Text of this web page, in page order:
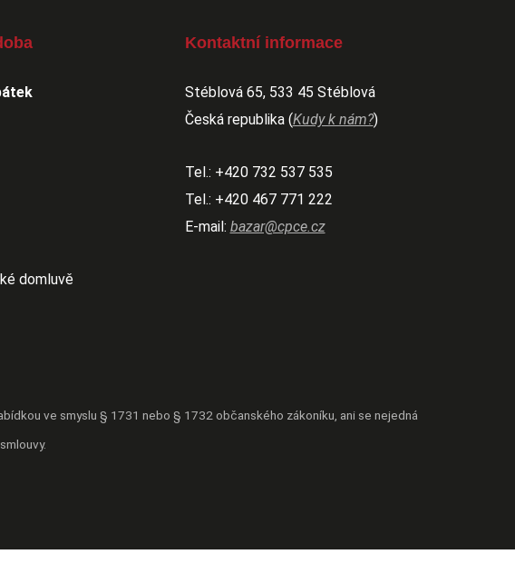
domluvě
Kontaktní informace
Stéblová 65, 533 45 Stéblová
Česká republika (Kudy k nám?)
Tel.: +420 732 537 535
Tel.: +420 467 771 222
E-mail: bazar@cpce.cz
ve smyslu § 1731 nebo § 1732 občanského zákoníku, ani se nejedná